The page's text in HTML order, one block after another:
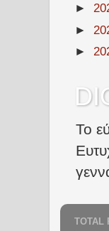
►
►
►
Το
TOTAL